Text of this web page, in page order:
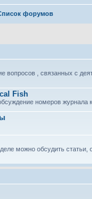
форумов
вопросов , связанных с
Fish
номеров журнала
можно обсудить статьи,